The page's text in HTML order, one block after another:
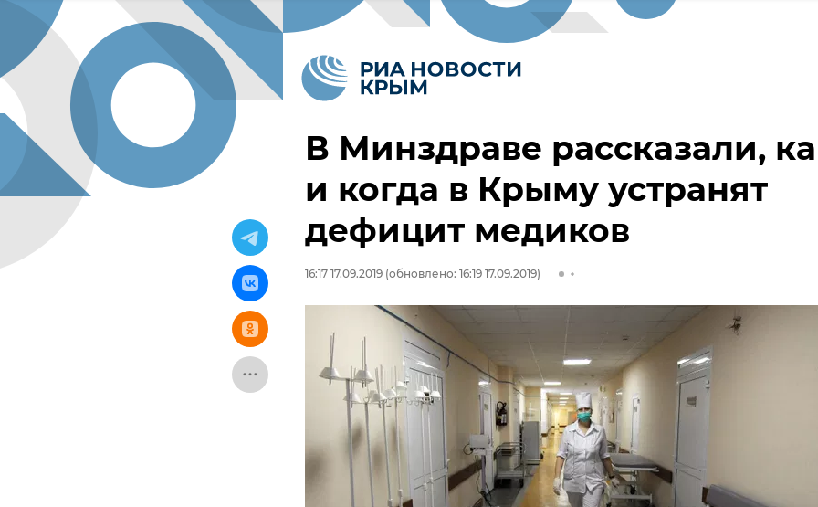
В Минздраве рассказали,
и когда в Крыму устранят
дефицит медиков
16:17 17.09.2019 (обновлено: 16:19 17.09.2019)